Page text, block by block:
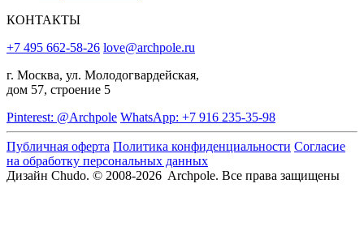
КОНТАКТЫ
+7 495 662-58-26 love@archpole.ru
г. Москва, ул. Молодогвардейская,
дом 57, строение 5
Pinterest: @Archpole WhatsApp: +7 916 235-35-98
Публичная оферта Политика конфиденциальности Согласие
на обработку персональных данных
Дизайн Chudo. © 2008-2026 Archpole. Все права защищены